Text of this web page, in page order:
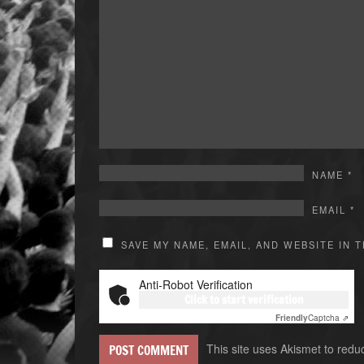
NAME *
EMAIL *
SAVE MY NAME, EMAIL, AND WEBSITE IN
Anti-Robot Verification
FriendlyCaptcha ⇗
This site uses Akismet to